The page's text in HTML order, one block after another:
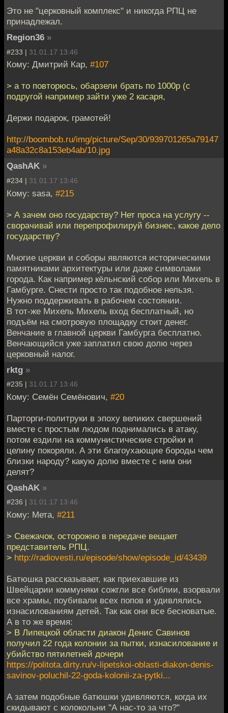
Это не "церковный комплекс" и никогда РПЦ не
принадлежал.
Region36 »
#233 | 31.01.17 13:46
Кому: Дмитрий Кар, #107
> а то повторюсь, обарзели брать по 1000р (с
подругой например зайти уже 2 касаря,
Держи подарок, грамотей!
http://boombob.ru/img/picture/Sep/30/939701265a79147
a48a32c8a153eb4ab/10.jpg
QashAK »
#234 | 31.01.17 13:46
Кому: sasa, #215
> А зачем оно государству? Нет проса на услугу --
сворачивай или перепрофилируй бизнес, какое дело
государству?
Многие церкви и соборы являются историческими
памятниками архитектуры или даже символами
города. Как например кёльнский собор или Михель в
Гамбурге. Снести просто так подобное нельзя.
Нужно поддерживать в рабочем состоянии.
В тот-же Михель Михель вход бесплатный, но
подъём на смотровую площадку стоит денег.
Венчание в главной церкви Гамбурга бесплатно.
Венчающийся уже заплатил свою долю через
церковный налог.
rktg »
#235 | 31.01.17 13:46
Кому: Семён Семёнович, #20
Парторги-политруки в эпоху великих свершений
вместе с простым людом поднимались в атаку,
потом ездили на коммунистические стройки и
целину покоряли. А эти благоухающие бороды чем
близки народу? какую долю вместе с ним они
делят?
QashAK »
#236 | 31.01.17 13:46
Кому: Мета, #211
> Свежачок, осторожно в передаче вещает
представитель РПЦ.
> http://radiovesti.ru/episode/show/episode_id/43439
Батюшка рассказывает, как приехавшие из
Швейцарии коммуняки сожгли все библии, взорвали
все храмы, поубивали всех попов и удивлялись
изнасилованиям детей. Так как они все бесноватые.
А в то же время:
> В Липецкой области диакон Денис Савинов
получил 22 года колонии за пытки, изнасилование и
убийство пятилетней дочери
https://politota.dirty.ru/v-lipetskoi-oblasti-diakon-denis-
savinov-poluchil-22-goda-kolonii-za-pytki...
А затем подобные батюшки удивляются, когда их
скидывают с колокольни "А нас-то за что?"